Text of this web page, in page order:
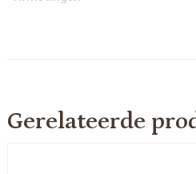
Gerelateerde